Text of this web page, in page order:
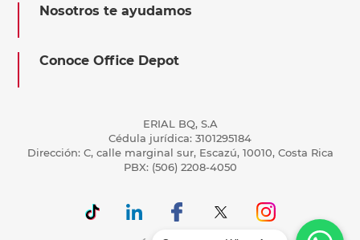
Nosotros te ayudamos
Conoce Office Depot
ERIAL BQ, S.A
Cédula jurídica: 3101295184
Dirección: C, calle marginal sur, Escazú, 10010, Costa Rica
PBX: (506) 2208-4050